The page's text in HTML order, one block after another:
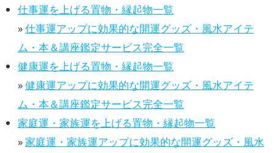
仕事運を上げる置物・縁起物一覧
»仕事運アップに効果的な開運グッズ・風水アイテ
ム・本＆講座鑑定サービス完全一覧
健康運を上げる置物・縁起物一覧
»健康運アップに効果的な開運グッズ・風水アイテ
ム・本＆講座鑑定サービス完全一覧
家庭運・家族運を上げる置物・縁起物一覧
» 家庭運・家族運アップに効果的な開運グッズ・風水